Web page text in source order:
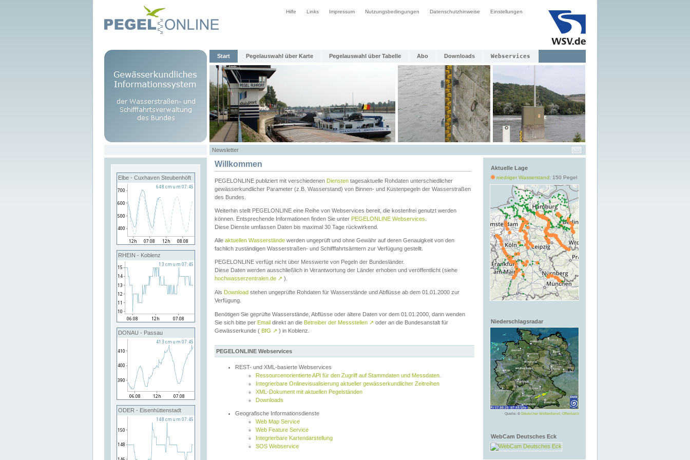
Hilfe Links Impressum Nutzungsbedingungen Datenschutzhinweise Einstellungen
Start Pegelauswahl über Karte Pegelauswahl über Tabelle Abo Downloads Webservices
Newsletter
Elbe - Cuxhaven Steubenhöft
RHEIN - Koblenz
DONAU - Passau
ODER - Eisenhüttenstadt
Aktuelle Lage
niedriger Wasserstand: 150 Pegel
Niederschlagsradar
Quelle: © Deutscher Wetterdienst, Offenbach
WebCam Deutsches Eck
Willkommen
PEGELONLINE publiziert mit verschiedenen Diensten tagesaktuelle Rohdaten unterschiedlicher
gewässerkundlicher Parameter (z.B. Wasserstand) von Binnen- und Küstenpegeln der Wasserstraßen
des Bundes.
Weiterhin stellt PEGELONLINE eine Reihe von Webservices bereit, die kostenfrei genutzt werden
können. Entsprechende Informationen finden Sie unter PEGELONLINE Webservices
Diese Dienste umfassen Daten bis maximal 30 Tage rückwirkend.
Alle aktuellen Wasserstände werden ungeprüft und ohne Gewähr auf deren Genauigkeit von den
fachlich zuständigen Wasserstraßen- und Schifffahrtsämtern zur Verfügung gestellt.
PEGELONLINE verfügt nicht über Messwerte von Pegeln der Bundesländer.
Diese Daten werden ausschließlich in Verantwortung der Länder erhoben und veröffentlicht (siehe
hochwasserzentralen.de ↗ ).
Als Download stehen ungeprüfte Rohdaten für Wasserstände und Abflüsse ab dem 01.01.2000 zur
Verfügung.
Benötigen Sie geprüfte Wasserstände, Abflüsse oder ältere Daten vor dem 01.01.2000, dann wenden
Sie sich bitte per Email direkt an die Betreiber der Messstellen ↗ oder an die Bundesanstalt für
Gewässerkunde ( BfG ↗ ) in Koblenz.
PEGELONLINE Webservices
REST- und XML-basierte Webservices
Ressourcenorientierte API für den Zugriff auf Stammdaten und Messdaten.
Integrierbare Onlinevisualisierung aktueller gewässerkundlicher Zeitreihen
XML-Dokument mit aktuellen Pegelständen
Downloads
Geografische Informationsdienste
Web Map Service
Web Feature Service
Integrierbare Kartendarstellung
SOS Webservice